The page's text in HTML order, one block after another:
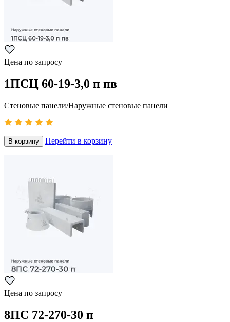
Цена по запросу
1ПСЦ 60-19-3,0 п пв
Стеновые панели/Наружные стеновые панели
В корзину Перейти в корзину
Цена по запросу
8ПС 72-270-30 п